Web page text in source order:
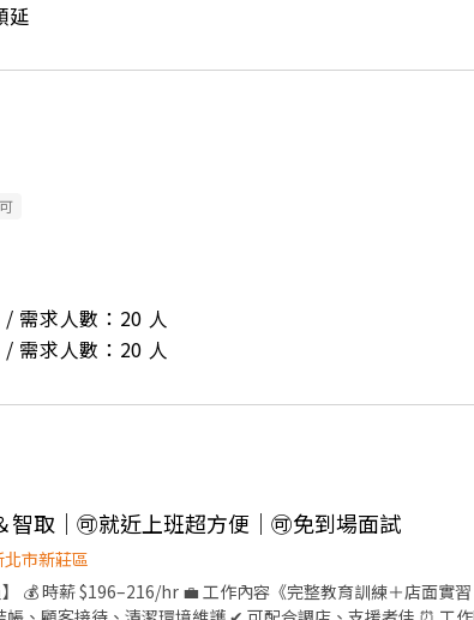
延
需求人數：20 人
需求人數：20 人
智取｜🉑就近上班超方便｜🉑免到場面試
北市新莊區
💰 時薪 $196–216/hr 💼 工作內容《完整教育訓練＋店面實